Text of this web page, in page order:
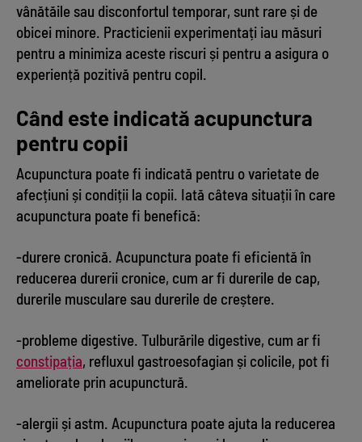
vânătăile sau disconfortul temporar, sunt rare și de
obicei minore. Practicienii experimentați iau măsuri
pentru a minimiza aceste riscuri și pentru a asigura o
experiență pozitivă pentru copil.
Când este indicată acupunctura
pentru copii
Acupunctura poate fi indicată pentru o varietate de
afecțiuni și condiții la copii. Iată câteva situații în care
acupunctura poate fi benefică:
-durere cronică. Acupunctura poate fi eficientă în
reducerea durerii cronice, cum ar fi durerile de cap,
durerile musculare sau durerile de creștere.
-probleme digestive. Tulburările digestive, cum ar fi
constipația, refluxul gastroesofagian și colicile, pot fi
ameliorate prin acupunctură.
-alergii și astm. Acupunctura poate ajuta la reducerea